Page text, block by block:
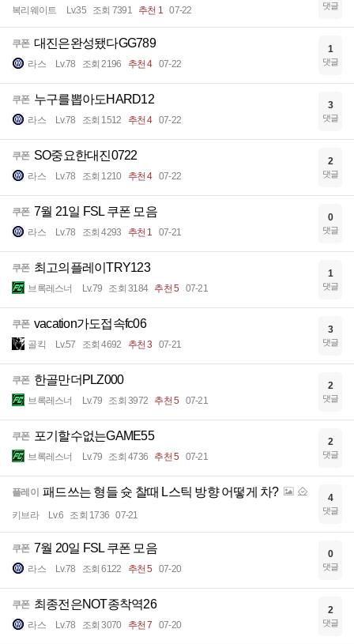
복리웨이트 Lv.35 조회 7391 추천 1 07-22 댓글
쿠폰 대진은완성됐다GG789
라스 Lv.78 조회 2196 추천 4 07-22
1
댓글
쿠폰 누구를뽑아도HARD12
라스 Lv.78 조회 1512 추천 4 07-22
3
댓글
쿠폰 SO중요한대진0722
라스 Lv.78 조회 1210 추천 4 07-22
2
댓글
쿠폰 7월 21일 FSL 쿠폰 모음
라스 Lv.78 조회 4293 추천 1 07-21
0
댓글
쿠폰 최고의플레이TRY123
브록레스너 Lv.79 조회 3184 추천 5 07-21
1
댓글
쿠폰 vacation가도접속fc06
골킥 Lv.57 조회 4692 추천 3 07-21
3
댓글
쿠폰 한골만더PLZ000
브록레스너 Lv.79 조회 3972 추천 5 07-21
2
댓글
쿠폰 포기할수없는GAME55
브록레스너 Lv.79 조회 4736 추천 5 07-21
2
댓글
플레이 패드쓰는 형들 슛 찰때 L스틱 방향 어떻게 차?
키브라 Lv.6 조회 1736 07-21
4
댓글
쿠폰 7월 20일 FSL 쿠폰 모음
라스 Lv.78 조회 6122 추천 5 07-20
0
댓글
쿠폰 최종전은NOT종착역26
라스 Lv.78 조회 3070 추천 7 07-20
2
댓글